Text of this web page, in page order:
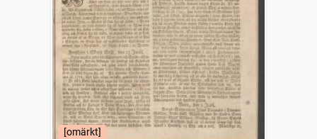
[omärkt]